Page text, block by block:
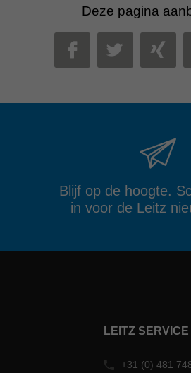
Deze pagina
FACEBOOK
TWITTER
Blijf op de hoogte.
in voor de Leitz
LEITZ
+31 (0) 481